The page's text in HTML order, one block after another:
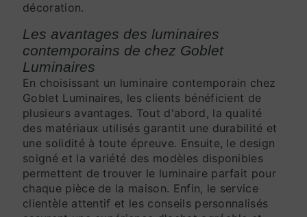
décoration.
Les avantages des luminaires
contemporains de chez Goblet
Luminaires
En choisissant un luminaire contemporain chez
Goblet Luminaires, les clients bénéficient de
plusieurs avantages. Tout d'abord, la qualité
des matériaux utilisés garantit une durabilité et
une solidité à toute épreuve. Ensuite, le design
soigné et la variété des modèles disponibles
permettent de trouver le luminaire parfait pour
chaque pièce de la maison. Enfin, le service
clientèle attentif et les conseils personnalisés